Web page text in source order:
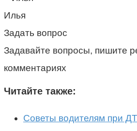
Илья
Задать вопрос
Задавайте вопросы, пишите
комментариях
Читайте также:
Советы водителям при